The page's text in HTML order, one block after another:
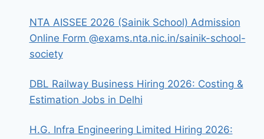
NTA AISSEE 2026 (Sainik School) Admission
Online Form @exams.nta.nic.in/sainik-school-
society
DBL Railway Business Hiring 2026: Costing &
Estimation Jobs in Delhi
H.G. Infra Engineering Limited Hiring 2026: